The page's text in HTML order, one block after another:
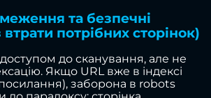
та безпечні
втрати потрібних сторінок)
до сканування, але не
Якщо URL вже в індексі
заборона в robots